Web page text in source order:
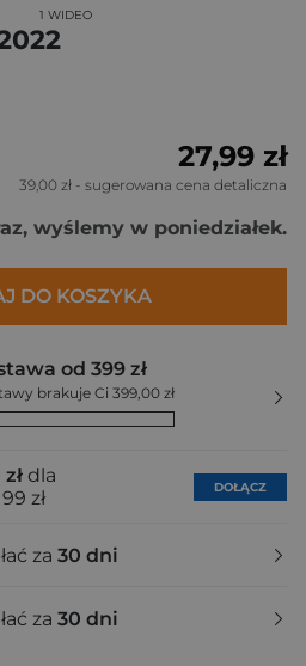
1 WIDEO
27,99 zł
39,00 zł - sugerowana cena detaliczna
wyślemy w poniedziałek.
DO KOSZYKA
od 399 zł
brakuje Ci 399,00 zł
dla
zł
DOŁĄCZ
za 30 dni
za 30 dni